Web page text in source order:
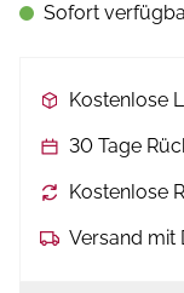
Sofort
Kostenlose
30 Tage
Kostenlose
Versand mit